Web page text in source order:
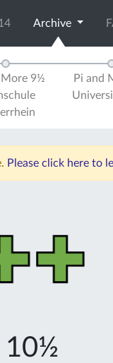
Archive
More 9½
Pi and
Please click here to
10½